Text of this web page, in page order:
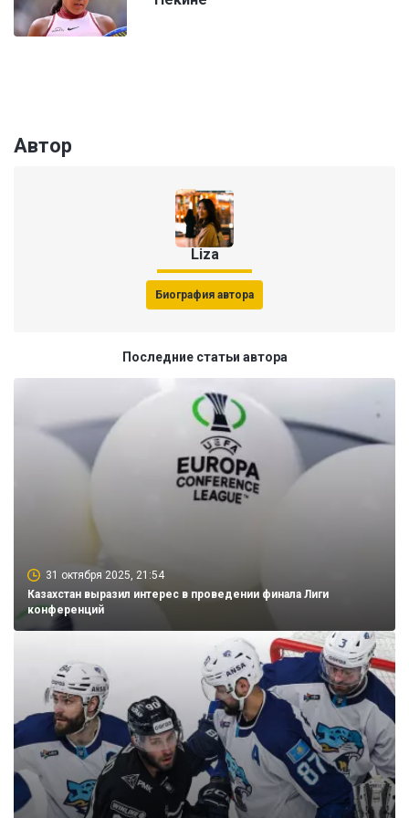
Автор
Liza
Биография автора
Последние статьи автора
31 октября 2025, 21:54
Казахстан выразил интерес в проведении финала Лиги
конференций